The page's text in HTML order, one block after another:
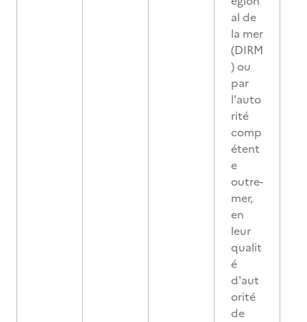
al de
la mer
(DIRM
) ou
par
l'auto
rité
comp
étent
e
outre-
mer,
en
leur
qualit
é
d'aut
orité
de